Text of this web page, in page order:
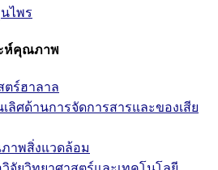
ไพร
ะห์คุณภาพ
ตร์ฮาลาล
ลิศด้านการจัดการสารและของเสีย
าพสิ่งแวดล้อม